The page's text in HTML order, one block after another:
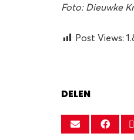
Foto: Dieuwke
Post Views:
DELEN